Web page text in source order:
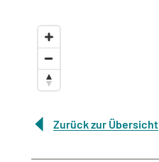
Zurück zur Übersicht